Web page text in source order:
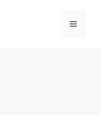
Menu